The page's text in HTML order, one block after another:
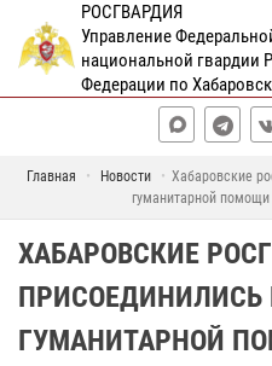
РОСГВАРДИЯ
Управление
национальной гвардии
Федерации по
Главная Новости
Хабаровские
гуманитарной
ХАБАРОВСКИЕ
ПРИСОЕДИНИЛИСЬ
ГУМАНИТАРНОЙ